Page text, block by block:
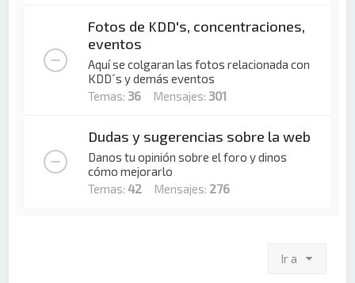
Fotos de KDD's, concentraciones,
eventos
Aquí se colgaran las fotos relacionada con
KDD´s y demás eventos
Temas: 36 Mensajes: 301
Dudas y sugerencias sobre la web
Danos tu opinión sobre el foro y dinos
cómo mejorarlo
Temas:42 Mensajes: 276
Ir a